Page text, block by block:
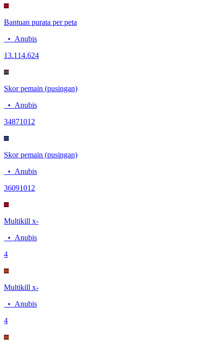
Bantuan purata per peta
• Anubis
13.114.624
Skor pemain (pusingan)
• Anubis
34871012
Skor pemain (pusingan)
• Anubis
36091012
Multikill x-
• Anubis
4
Multikill x-
• Anubis
4